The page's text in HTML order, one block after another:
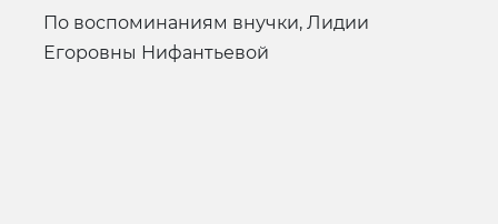
по воспоминаниям внучки, Лидии
Егоровны Нифантьевой